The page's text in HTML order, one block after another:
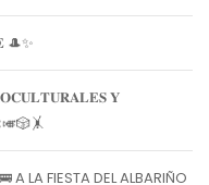
𝐘
A LA FIESTA DEL ALBARIÑO